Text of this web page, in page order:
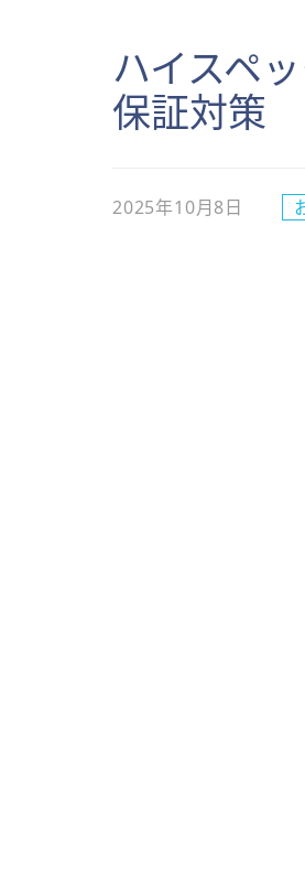
ハイスペ
保証対策
2025年10月8日